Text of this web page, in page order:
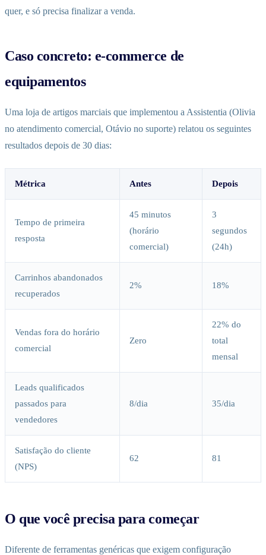
quer, e só precisa finalizar a venda.
Caso concreto: e-commerce de
equipamentos
Uma loja de artigos marciais que implementou a Assistentia (Olivia
no atendimento comercial, Otávio no suporte) relatou os seguintes
resultados depois de 30 dias:
Métrica Antes Depois
Tempo de primeira
resposta
45 minutos
(horário
comercial)
3
segundos
(24h)
Carrinhos abandonados
recuperados
2% 18%
Vendas fora do horário
comercial
Zero
22% do
total
mensal
Leads qualificados
passados para
vendedores
8/dia 35/dia
Satisfação do cliente
(NPS)
62 81
O que você precisa para começar
Diferente de ferramentas genéricas que exigem configuração